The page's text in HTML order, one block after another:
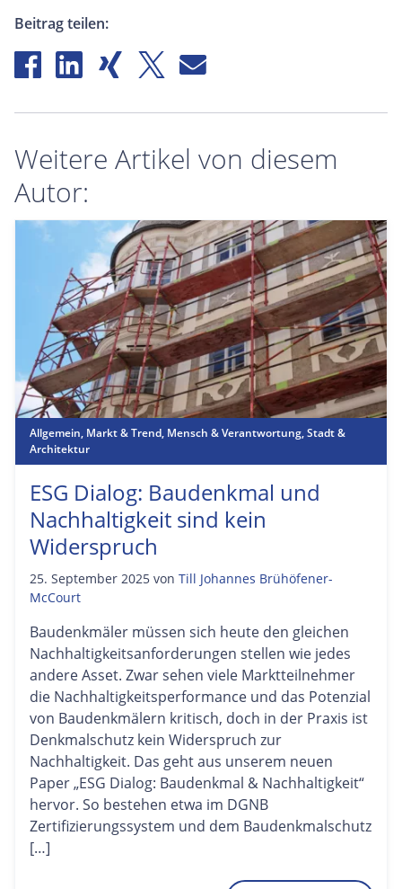
Beitrag teilen:
Weitere Artikel von diesem
Autor:
Allgemein, Markt & Trend, Mensch & Verantwortung,Stadt &
Architektur
ESG Dialog: Baudenkmal und
Nachhaltigkeit sind kein
Widerspruch
25. September 2025 von Till Johannes Brühöfener-
McCourt
Baudenkmäler müssen sich heute den gleichen
Nachhaltigkeitsanforderungen stellen wie jedes
andere Asset. Zwar sehen viele Marktteilnehmer
die Nachhaltigkeitsperformance und das Potenzial
von Baudenkmälern kritisch, doch in der Praxis ist
Denkmalschutz kein Widerspruch zur
Nachhaltigkeit. Das geht aus unserem neuen
Paper „ESG Dialog: Baudenkmal & Nachhaltigkeit“
hervor. So bestehen etwa im DGNB
Zertifizierungssystem und dem Baudenkmalschutz
[…]